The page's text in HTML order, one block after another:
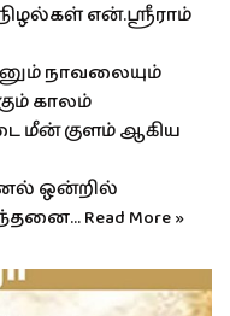
என்.ஸ்ரீராம்
நாவலையும்
காலம்
மீன் குளம் ஆகிய
ஒன்றில்
Read More »